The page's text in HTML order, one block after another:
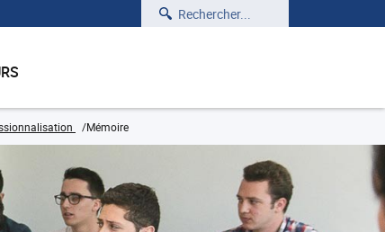
Rechercher
Mémoire